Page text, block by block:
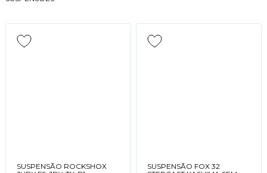
SUSPENSÃO ROCKSHOX
SUSPENSÃO FOX 32